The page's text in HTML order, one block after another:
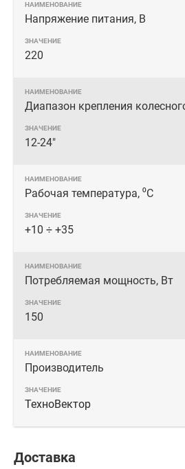
Напряжение питания, В
220
Диапазон крепления
12-24"
Рабочая температура, ⁰С
+10 ÷ +35
Потребляемая мощность, Вт
150
Производитель
ТехноВектор
Доставка